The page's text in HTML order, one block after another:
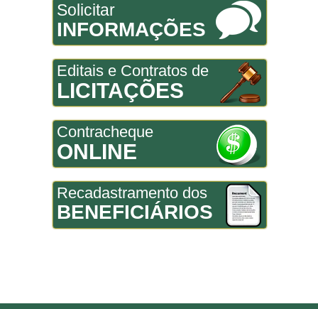
Solicitar
INFORMAÇÕES
Editais e Contratos de
LICITAÇÕES
Contracheque
ONLINE
Recadastramento dos
BENEFICIÁRIOS